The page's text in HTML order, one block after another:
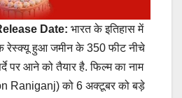
Date: भारत के इतिहास में
रेस्क्यू हुआ जमीन के 350 फीट नीचे
पर आने को तैयार है. फिल्म का नाम
Raniganj) को 6 अक्टूबर को बड़े